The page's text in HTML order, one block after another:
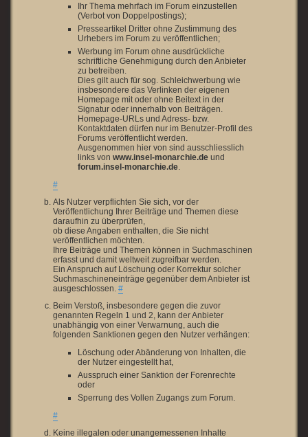
Ihr Thema mehrfach im Forum einzustellen
(Verbot von Doppelpostings);
Presseartikel Dritter ohne Zustimmung des
Urhebers im Forum zu veröffentlichen;
Werbung im Forum ohne ausdrückliche
schriftliche Genehmigung durch den Anbieter
zu betreiben.
Dies gilt auch für sog. Schleichwerbung wie
insbesondere das Verlinken der eigenen
Homepage mit oder ohne Beitext in der
Signatur oder innerhalb von Beiträgen.
Homepage-URLs und Adress- bzw.
Kontaktdaten dürfen nur im Benutzer-Profil des
Forums veröffentlicht werden.
Ausgenommen hier von sind ausschliesslich
links von www.insel-monarchie.de und
forum.insel-monarchie.de
#
Als Nutzer verpflichten Sie sich, vor der
Veröffentlichung Ihrer Beiträge und Themen diese
daraufhin zu überprüfen,
ob diese Angaben enthalten, die Sie nicht
veröffentlichen möchten.
Ihre Beiträge und Themen können in Suchmaschinen
erfasst und damit weltweit zugreifbar werden.
Ein Anspruch auf Löschung oder Korrektur solcher
Suchmaschineneinträge gegenüber dem Anbieter ist
ausgeschlossen. #
Beim Verstoß, insbesondere gegen die zuvor
genannten Regeln 1 und 2, kann der Anbieter
unabhängig von einer Verwarnung, auch die
folgenden Sanktionen gegen den Nutzer verhängen:
Löschung oder Abänderung von Inhalten, die
der Nutzer eingestellt hat,
Ausspruch einer Sanktion der Forenrechte
oder
Sperrung des Vollen Zugangs zum Forum.
#
Keine illegalen oder unangemessenen Inhalte